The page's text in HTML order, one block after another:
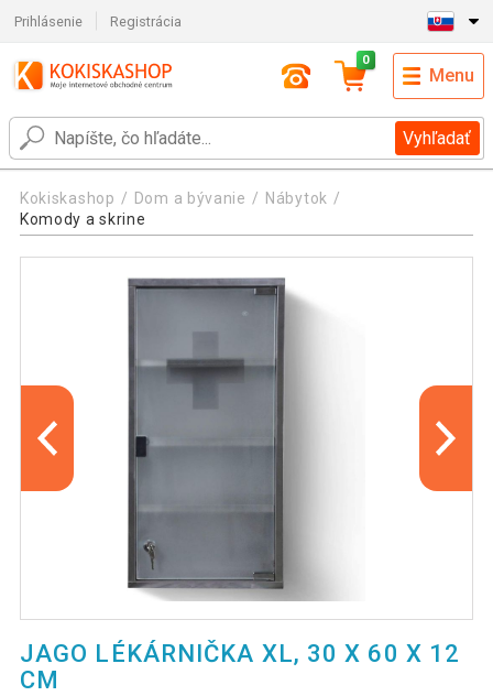
Prihlásenie Registrácia
Vyhľadať
0
Menu
Kokiskashop Dom a bývanie
Nábytok
Komody a skrine
JAGO LÉKÁRNIČKA XL, 30 X 60 X 12
CM